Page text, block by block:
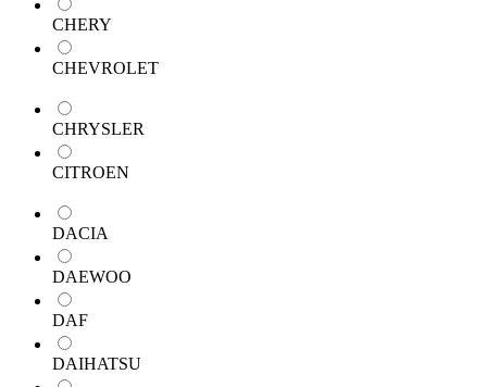
CHERY
CHEVROLET
CHRYSLER
CITROEN
DACIA
DAEWOO
DAF
DAIHATSU